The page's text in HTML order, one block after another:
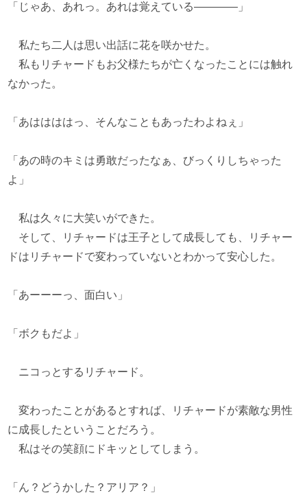
「じゃあ、あれっ。あれは覚えている――――」
私たち二人は思い出話に花を咲かせた。
私もリチャードもお父様たちが亡くなったことには触れ
なかった。
「あははははっ、そんなこともあったわよねぇ」
「あの時のキミは勇敢だったなぁ、びっくりしちゃった
よ」
私は久々に大笑いができた。
そして、リチャードは王子として成長しても、リチャー
ドはリチャードで変わっていないとわかって安心した。
「あーーーっ、面白い」
「ボクもだよ」
ニコっとするリチャード。
変わったことがあるとすれば、リチャードが素敵な男性
に成長したということだろう。
私はその笑顔にドキッとしてしまう。
「ん？どうかした？アリア？」